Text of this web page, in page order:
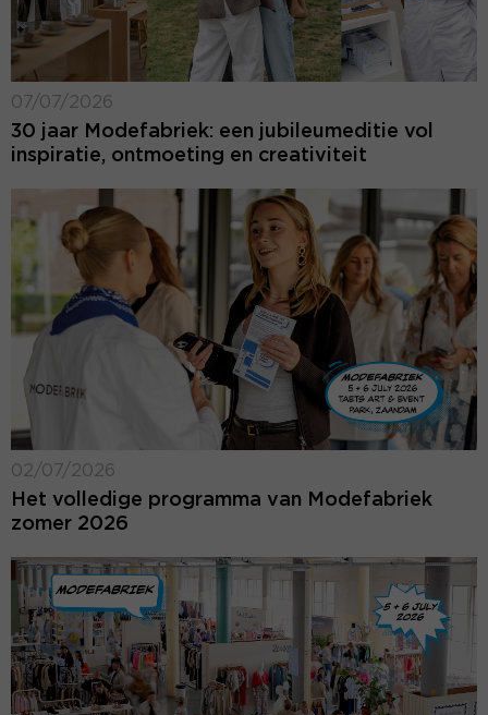
07/07/2026
30 jaar Modefabriek: een jubileumeditie vol
inspiratie, ontmoeting en creativiteit
02/07/2026
Het volledige programma van Modefabriek
zomer 2026